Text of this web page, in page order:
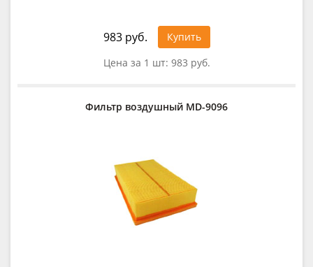
983 руб.
Купить
Цена за 1 шт: 983 руб.
Фильтр воздушный MD-9096